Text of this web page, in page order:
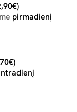
pirmadienį